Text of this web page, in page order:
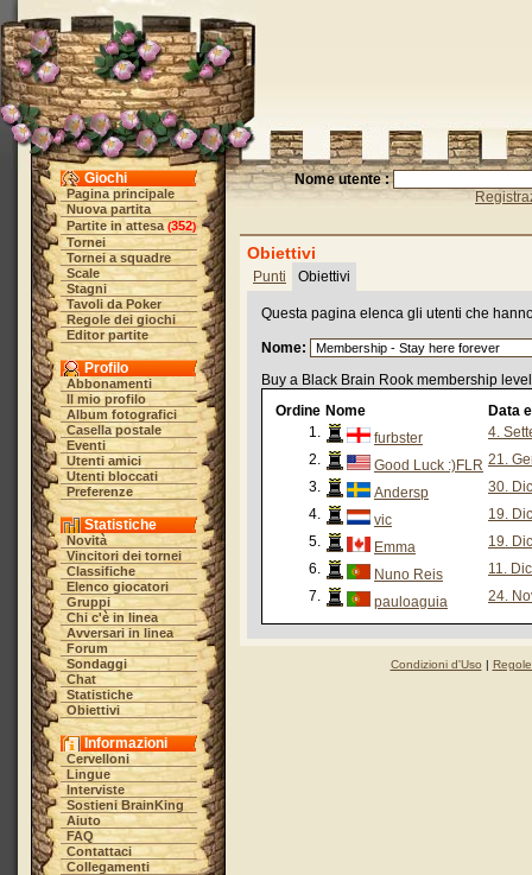
Giochi
Pagina principale
Nuova partita
Partite in attesa (352)
Tornei
Tornei a squadre
Scale
Stagni
Tavoli da Poker
Regole dei giochi
Editor partite
Profilo
Abbonamenti
Il mio profilo
Album fotografici
Casella postale
Eventi
Utenti amici
Utenti bloccati
Preferenze
Statistiche
Novità
Vincitori dei tornei
Classifiche
Elenco giocatori
Gruppi
Chi c'è in linea
Avversari in linea
Forum
Sondaggi
Chat
Statistiche
Obiettivi
Informazioni
Cervelloni
Lingue
Interviste
Sostieni BrainKing
Aiuto
FAQ
Contattaci
Collegamenti
Nome utente :
Obiettivi
Punti Obiettivi
Questa pagina elenca gli utenti che
Nome:
Buy a Black Brain Rook membership
Ordine Nome
Data
1.
furbster
4.
2.
Good Luck :)FLR 21.
3.
Andersp
30.
4.
vic
19.
5.
Emma
19.
6.
Nuno Reis
11.
7.
pauloaguia 24.
Condizioni d'Uso |